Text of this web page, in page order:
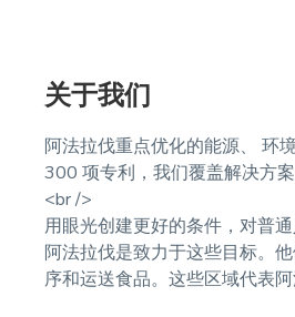
关于我们
阿法拉伐重点优化的能源、 环
300 项专利，我们覆盖解决方
<br />
用眼光创建更好的条件，对普
阿法拉伐是致力于这些目标。
序和运送食品。这些区域代表阿